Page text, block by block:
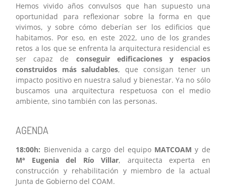
Hemos vivido años convulsos que han supuesto una
oportunidad para reflexionar sobre la forma en que
vivimos, y sobre cómo deberían ser los edificios que
habitamos. Por eso, en este 2022, uno de los grandes
retos a los que se enfrenta la arquitectura residencial es
ser capaz de conseguir edificaciones y espacios
construidos más saludables, que consigan tener un
impacto positivo en nuestra salud y bienestar. Ya no sólo
buscamos una arquitectura respetuosa con el medio
ambiente, sino también con las personas.
AGENDA
18:00h: Bienvenida a cargo del equipo MATCOAM y de
Mª Eugenia del Río Villar, arquitecta experta en
construcción y rehabilitación y miembro de la actual
Junta de Gobierno del COAM.